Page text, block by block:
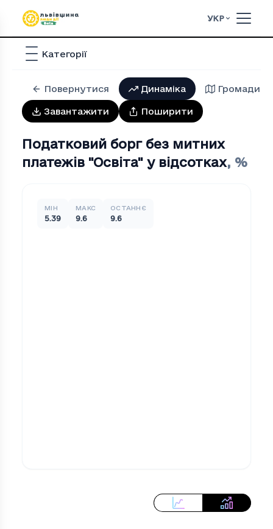
УКР
Категорії
Повернутися Динаміка Громади
Завантажити Поширити
Податковий борг без митних
платежів "Освiта" у відсотках, %
МІН
5.39
МАКС
9.6
ОСТАННЄ
9.6